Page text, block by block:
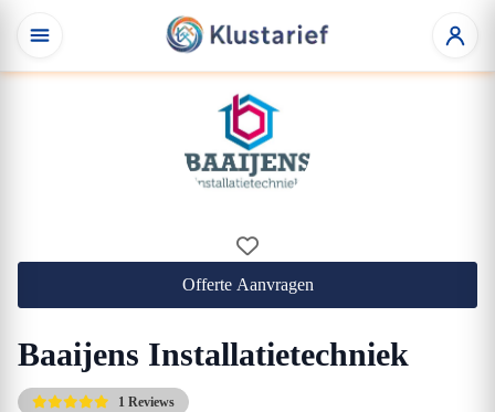
Offerte Aanvragen
Baaijens Installatietechniek
1 Reviews